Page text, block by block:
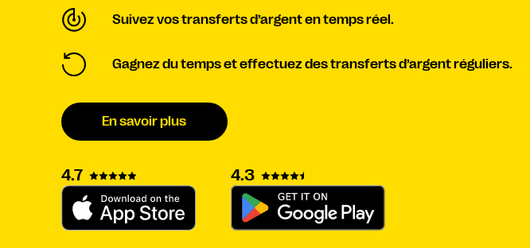
Suivez vos transferts d’argent en temps réel.
Gagnez du temps et effectuez des transferts d’argent réguliers.
En savoir plus
4.7 4.3